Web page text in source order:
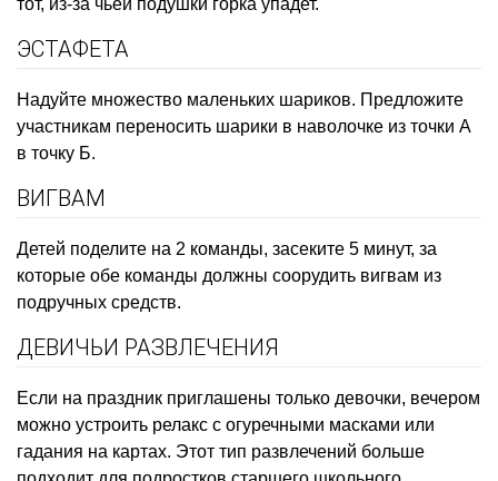
ЭСТАФЕТА
Надуйте множество маленьких шариков. Предложите
участникам переносить шарики в наволочке из точки А
в точку Б.
ВИГВАМ
Детей поделите на 2 команды, засеките 5 минут, за
которые обе команды должны соорудить вигвам из
подручных средств.
ДЕВИЧЬИ РАЗВЛЕЧЕНИЯ
Если на праздник приглашены только девочки, вечером
можно устроить релакс с огуречными масками или
гадания на картах. Этот тип развлечений больше